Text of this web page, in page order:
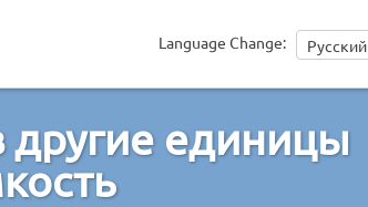
Language Change: Русский
другие единицы